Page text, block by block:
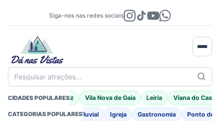
Siga-nos nas redes sociais
Pesquisar atrações...
CIDADES POPULARES
Braga Porto Moniz Vila Nova de Gaia Leiria Viana do
CATEGORIAS POPULARES
Fortificações Praia Fluvial Igreja Gastronomia Ponto de